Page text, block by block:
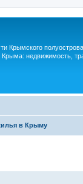
Крымского
недвижимость,
в Крыму